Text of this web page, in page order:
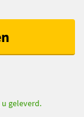
geleverd.